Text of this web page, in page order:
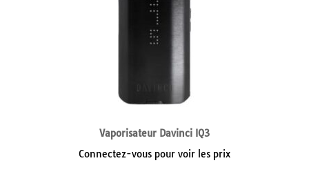
Vaporisateur Davinci IQ3
Connectez-vous pour voir les prix